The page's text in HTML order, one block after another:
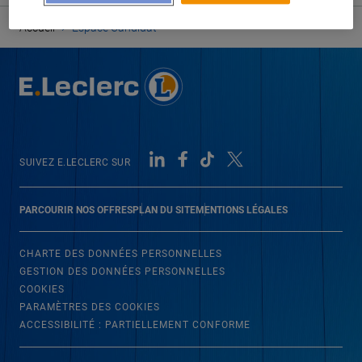
Accueil › Espace Candidat
PARCOURIR NOS OFFRESPLAN DU SITEMENTIONS LÉGALES
SUIVEZ E.LECLERC SUR
CHARTE DES DONNÉES PERSONNELLES
GESTION DES DONNÉES PERSONNELLES
COOKIES
PARAMÈTRES DES COOKIES
ACCESSIBILITÉ : PARTIELLEMENT CONFORME